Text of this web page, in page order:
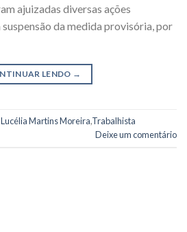
ajuizadas diversas ações
da medida provisória, por
LENDO →
Lucélia Martins Moreira,Trabalhista
Deixe um comentário